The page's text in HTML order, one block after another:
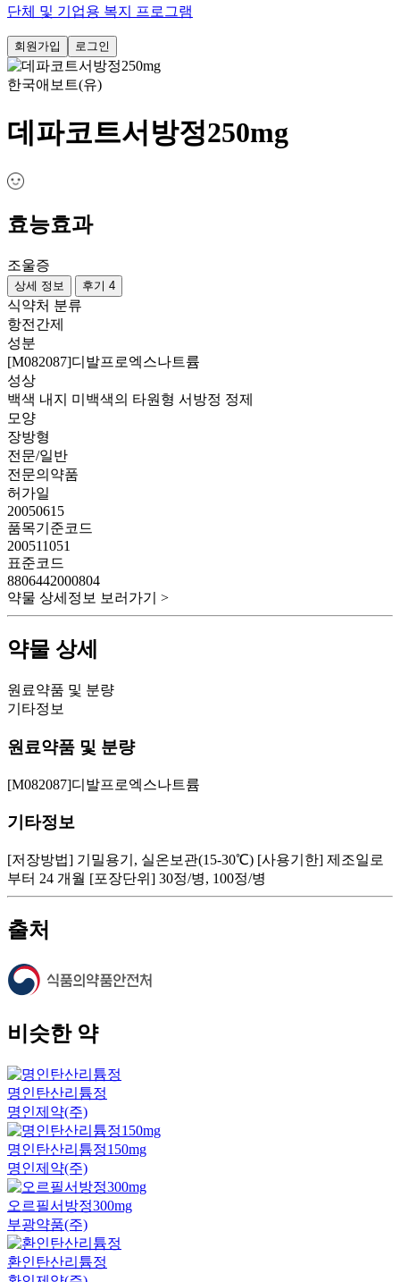
단체 및 기업용 복지 프로그램
회원가입 로그인
한국애보트(유)
데파코트서방정250mg
효능효과
조울증
상세 정보 후기 4
식약처 분류
항전간제
성분
[M082087]디발프로엑스나트륨
성상
백색 내지 미백색의 타원형 서방정 정제
모양
장방형
전문/일반
전문의약품
허가일
20050615
품목기준코드
200511051
표준코드
8806442000804
약물 상세정보 보러가기 >
약물 상세
원료약품 및 분량
기타정보
원료약품 및 분량
[M082087]디발프로엑스나트륨
기타정보
[저장방법] 기밀용기, 실온보관(15-30℃) [사용기한] 제조일로
부터 24 개월 [포장단위] 30정/병, 100정/병
출처
비슷한 약
명인탄산리튬정
명인제약(주)
명인탄산리튬정150mg
명인제약(주)
오르필서방정300mg
부광약품(주)
환인탄산리튬정